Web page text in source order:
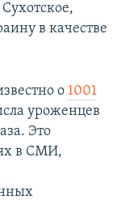
в качестве
о 1001
уроженцев
Это
в СМИ,